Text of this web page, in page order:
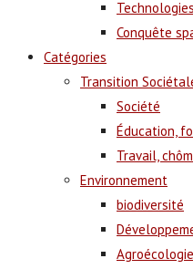
Technologies
Conquête
Catégories
Transition
Société
Éducation,
Travail,
Environnement
biodiversité